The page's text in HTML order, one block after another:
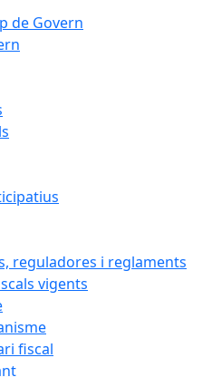
de Govern
reguladores i reglaments
vigents
fiscal